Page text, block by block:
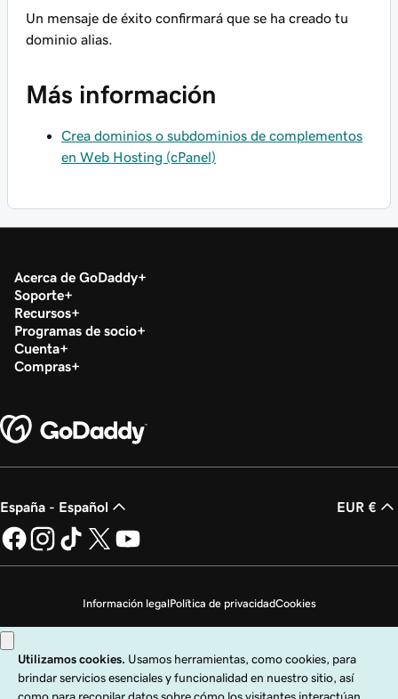
Un mensaje de éxito confirmará que se ha creado tu
dominio alias.
Más información
Crea dominios o subdominios de complementos
en Web Hosting (cPanel)
Acerca de GoDaddy
Soporte
Recursos
Programas de socio
Cuenta
Compras
España - Español EUR €
Información legalPolítica de privacidadCookies
Copyright © 1999 - 2026 GoDaddy Operating Company, LLC. Todos los
derechos reservados. La marca denominativa GoDaddy es una marca